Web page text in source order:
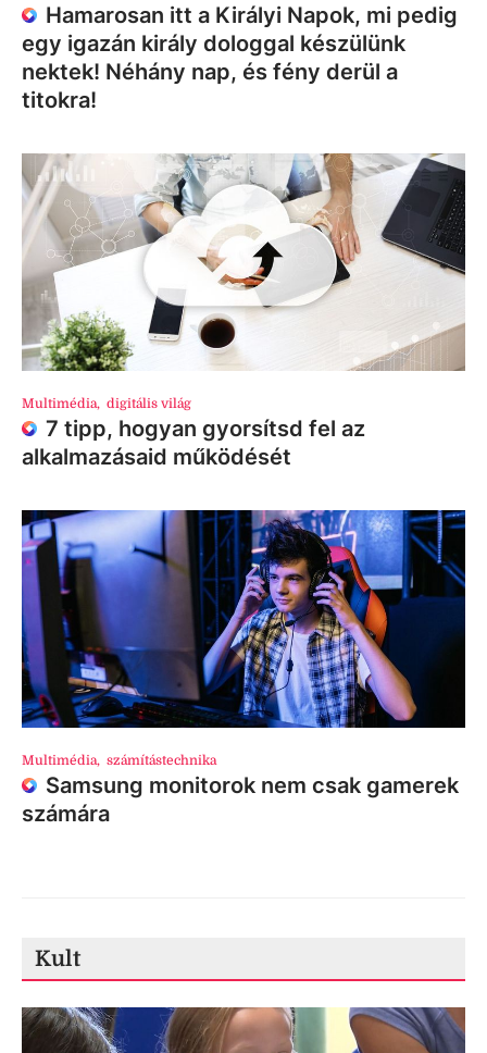
Hamarosan itt a Királyi Napok, mi pedig
egy igazán király dologgal készülünk
nektek! Néhány nap, és fény derül a
titokra!
Multimédia, digitális világ
7 tipp, hogyan gyorsítsd fel az
alkalmazásaid működését
Multimédia, számítástechnika
Samsung monitorok nem csak gamerek
számára
Kult